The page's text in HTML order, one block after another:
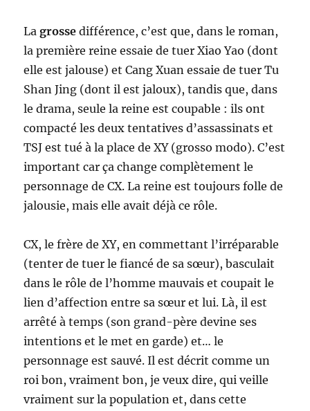
Lagrossedifférence, c’est que, dans le roman,
la première reine essaie de tuer Xiao Yao (dont
elle est jalouse) et Cang Xuan essaie de tuer Tu
Shan Jing (dont il est jaloux), tandis que, dans
le drama, seule la reine est coupable : ils ont
compacté les deux tentatives d’assassinats et
TSJ est tué à la place de XY (grosso modo). C’est
important car ça change complètement le
personnage de CX. La reine est toujours folle de
jalousie, mais elle avait déjà ce rôle.
CX, le frère de XY, en commettant l’irréparable
(tenter de tuer le fiancé de sa sœur), basculait
dans le rôle de l’homme mauvais et coupait le
lien d’affection entre sa sœur et lui. Là, il est
arrêté à temps (son grand-père devine ses
intentions et le met en garde) et… le
personnage est sauvé. Il est décrit comme un
roi bon, vraiment bon, je veux dire, qui veille
vraiment sur la population et, dans cette